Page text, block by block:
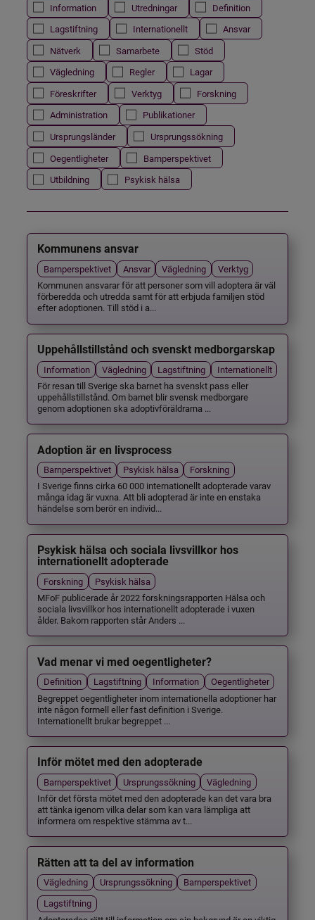
Information Utredningar
Definition
Lagstiftning
Internationellt
Ansvar
Nätverk
Samarbete
Stöd
Vägledning
Regler
Lagar
Föreskrifter
Verktyg
Forskning
Administration
Publikationer
Ursprungsländer
Ursprungssökning
Oegentligheter
Barnperspektivet
Utbildning
Psykisk hälsa
Kommunens ansvar
Barnperspektivet Ansvar Vägledning
Verktyg
Kommunen ansvarar för att personer som vill adoptera är väl
förberedda och utredda samt för att erbjuda familjen stöd
efter adoptionen. Till stöd i a...
Uppehållstillstånd och svenskt medborgarskap
Information Vägledning Lagstiftning
Internationellt
För resan till Sverige ska barnet ha svenskt pass eller
uppehållstillstånd. Om barnet blir svensk medborgare
genom adoptionen ska adoptivföräldrarna ...
Adoption är en livsprocess
Barnperspektivet Psykisk hälsa
Forskning
I Sverige finns cirka 60 000 internationellt adopterade varav
många idag är vuxna. Att bli adopterad är inte en enstaka
händelse som berör en individ...
Psykisk hälsa och sociala livsvillkor hos
internationellt adopterade
Forskning
Psykisk hälsa
MFoF publicerade år 2022 forskningsrapporten Hälsa och
sociala livsvillkor hos internationellt adopterade i vuxen
ålder. Bakom rapporten står Anders ...
Vad menar vi med oegentligheter?
Definition Lagstiftning Information
Oegentligheter
Begreppet oegentligheter inom internationella adoptioner har
inte någon formell eller fast definition i Sverige.
Internationellt brukar begreppet ...
Inför mötet med den adopterade
Barnperspektivet Ursprungssökning
Vägledning
Inför det första mötet med den adopterade kan det vara bra
att tänka igenom vilka delar som kan vara lämpliga att
informera om respektive stämma av t...
Rätten att ta del av information
Vägledning Ursprungssökning
Barnperspektivet
Lagstiftning